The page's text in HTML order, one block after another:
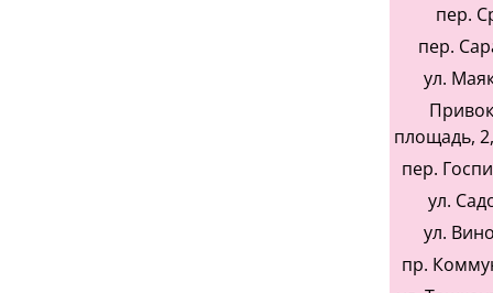
пер.
пер.
ул.
площадь,
пер.
ул.
ул.
пр.